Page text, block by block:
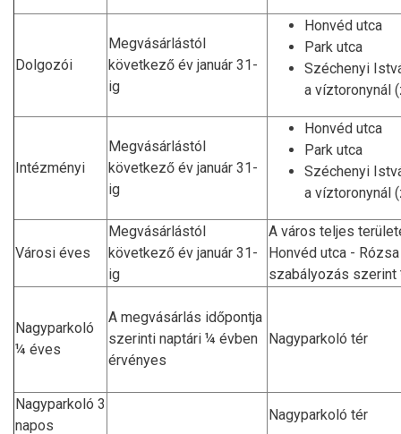
Dolgozói
Megvásárlástól
következő év január 31-
ig
Honvéd utca
Park utca
Széchenyi
a víztoronynál
Intézményi
Megvásárlástól
következő év január 31-
ig
Honvéd utca
Park utca
Széchenyi
a víztoronynál
Városi éves
Megvásárlástól
következő év január 31-
ig
A város teljes
Honvéd utca -
szabályozás szerint
Nagyparkoló
¼ éves
A megvásárlás időpontja
szerinti naptári ¼ évben
érvényes
Nagyparkoló tér
Nagyparkoló 3
napos
Nagyparkoló tér